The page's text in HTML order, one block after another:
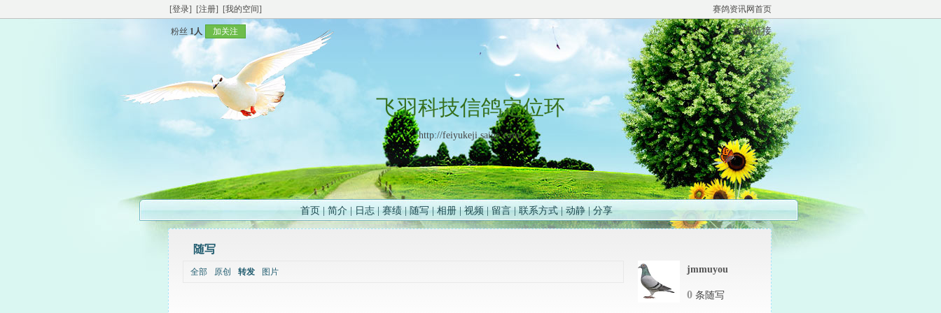
[登录] [注册] [我的空间] 赛鸽资讯网首页
粉丝 1人 加关注 友情链接
飞羽科技信鸽定位环
http://feiyukeji.saige.com/
首页 简介| 日志| 赛绩|随写|相册|视频|留言|联系方式|动静|分享
随写
全部 原创 转发 图片 jmmuyou
0 条随写